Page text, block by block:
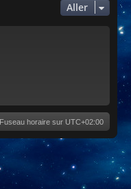
Aller
Fuseau horaire sur UTC+02:00